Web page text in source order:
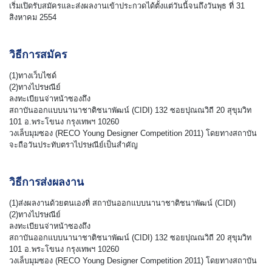
เริ่มเปิดรับสมัครและส่งผลงานเข้าประกวดได้ตั้งแต่วันนี้จนถึงวันพุธ ที่ 31
สิงหาคม 2554
วิธีการสมัคร
(1)ทางเว็บไซด์
(2)ทางไปรษณีย์
ลงทะเบียนจ่าหน้าซองถึง
สถาบันออกแบบนานาชาติชนาพัฒน์ (CIDI) 132 ซอยปุณณวิถี 20 สุขุมวิท
101 อ.พระโขนง กรุงเทพฯ 10260
วงเล็บมุมซอง (RECO Young Designer Competition 2011) โดยทางสถาบัน
จะถือวันประทับตราไปรษณีย์เป็นสำคัญ
วิธีการส่งผลงาน
(1)ส่งผลงานด้วยตนเองที่ สถาบันออกแบบนานาชาติชนาพัฒน์ (CIDI)
(2)ทางไปรษณีย์
ลงทะเบียนจ่าหน้าซองถึง
สถาบันออกแบบนานาชาติชนาพัฒน์ (CIDI) 132 ซอยปุณณวิถี 20 สุขุมวิท
101 อ.พระโขนง กรุงเทพฯ 10260
วงเล็บมุมซอง (RECO Young Designer Competition 2011) โดยทางสถาบัน